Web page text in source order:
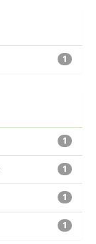
1
1
1
1
1